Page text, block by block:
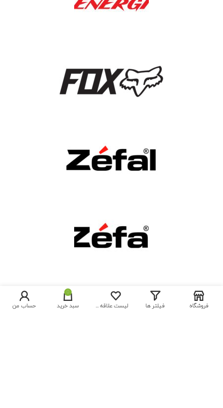
فروشگاه فیلتر ها لیست علاقه مندی ها
0
سبد خرید حساب من